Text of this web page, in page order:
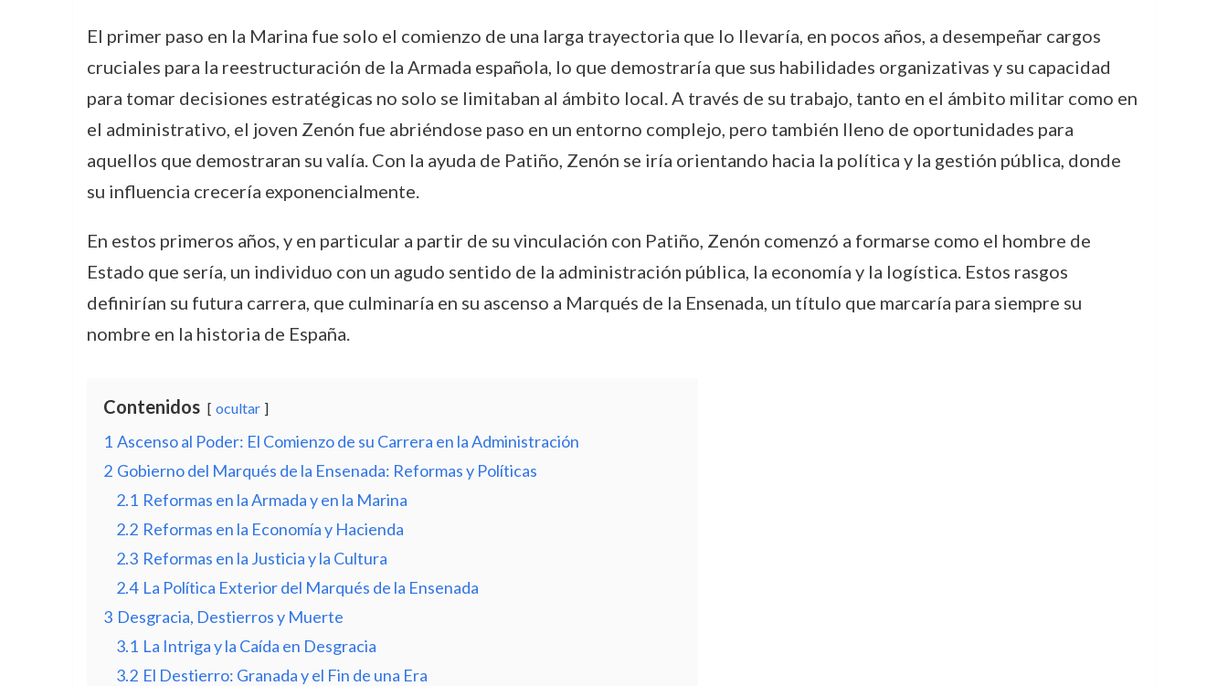
El primer paso en la Marina fue solo el comienzo de una larga trayectoria que lo llevaría, en pocos años, a desempeñar cargos
cruciales para la reestructuración de la Armada española, lo que demostraría que sus habilidades organizativas y su capacidad
para tomar decisiones estratégicas no solo se limitaban al ámbito local. A través de su trabajo, tanto en el ámbito militar como en
el administrativo, el joven Zenón fue abriéndose paso en un entorno complejo, pero también lleno de oportunidades para
aquellos que demostraran su valía. Con la ayuda de Patiño, Zenón se iría orientando hacia la política y la gestión pública, donde
su influencia crecería exponencialmente.
En estos primeros años, y en particular a partir de su vinculación con Patiño, Zenón comenzó a formarse como el hombre de
Estado que sería, un individuo con un agudo sentido de la administración pública, la economía y la logística. Estos rasgos
definirían su futura carrera, que culminaría en su ascenso a Marqués de la Ensenada, un título que marcaría para siempre su
nombre en la historia de España.
Contenidos ocultar
1 Ascenso al Poder: El Comienzo de su Carrera en la Administración
2 Gobierno del Marqués de la Ensenada: Reformas y Políticas
2.1 Reformas en la Armada y en la Marina
2.2 Reformas en la Economía y Hacienda
2.3 Reformas en la Justicia y la Cultura
2.4 La Política Exterior del Marqués de la Ensenada
3 Desgracia, Destierros y Muerte
3.1 La Intriga y la Caída en Desgracia
3.2 El Destierro: Granada y el Fin de una Era